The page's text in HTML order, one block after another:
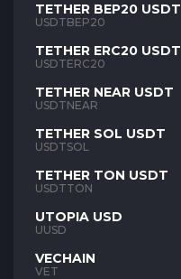
TETHER BEP20 USDT
USDTBEP20
TETHER ERC20 USDT
USDTERC20
TETHER NEAR USDT
USDTNEAR
TETHER SOL USDT
USDTSOL
TETHER TON USDT
USDTTON
UTOPIA USD
UUSD
VECHAIN
VET